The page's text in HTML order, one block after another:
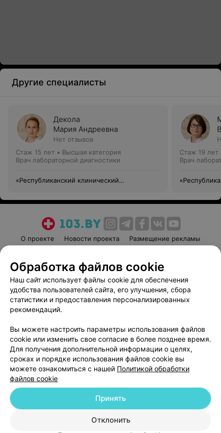
Другие специалисты
Декола
Мария Андреевна
Нет отзывов
Стаж 15 лет • Высшая категория
Врач лабораторной диагностики
«Республиканский клинический
Стаж 19 лет
Врач
О проекте Новости проекта
Размещение рекламы
Пользовательское соглашение
Способы оплаты
Вакансии
Партнеры
Написать руководителю 103.by
Обработка персональных данных
© 2026 ООО «Артокс Лаб», УНП 191700409
| 220012, Республика Беларусь,
Служба поддержки +375 291212755
Обработка файлов cookie
Наш сайт использует файлы cookie для обеспечения
удобства пользователей сайта, его улучшения, сбора
статистики и предоставления персонализированных
рекомендаций.
Вы можете настроить параметры использования файлов
cookie или изменить свое согласие в более позднее время.
Для получения дополнительной информации о целях,
сроках и порядке использования файлов cookie вы
можете ознакомиться с нашей Политикой обработки
файлов cookie
Отклонить
Принять